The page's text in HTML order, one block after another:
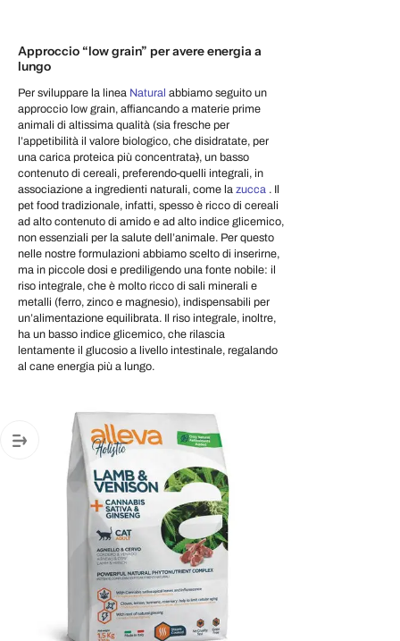
Approccio “low grain” per avere energia a
lungo
Per sviluppare la linea Natural abbiamo seguito un
approccio low grain, affiancando a materie prime
animali di altissima qualità (sia fresche per
l’appetibilità il valore biologico, che disidratate, per
una carica proteica più concentrata), un basso
contenuto di cereali, preferendo quelli integrali, in
associazione a ingredienti naturali, come la zucca . Il
pet food tradizionale, infatti, spesso è ricco di cereali
ad alto contenuto di amido e ad alto indice glicemico,
non essenziali per la salute dell’animale. Per questo
nelle nostre formulazioni abbiamo scelto di inserirne,
ma in piccole dosi e prediligendo una fonte nobile: il
riso integrale, che è molto ricco di sali minerali e
metalli (ferro, zinco e magnesio), indispensabili per
un’alimentazione equilibrata. Il riso integrale, inoltre,
ha un basso indice glicemico, che rilascia
lentamente il glucosio a livello intestinale, regalando
al cane energia più a lungo.